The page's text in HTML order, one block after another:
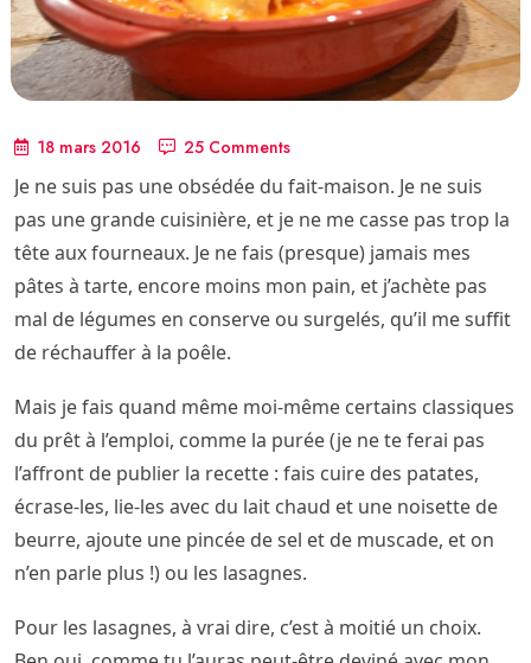
18 mars 2016 25 Comments
Je ne suis pas une obsédée du fait-maison. Je ne suis
pas une grande cuisinière, et je ne me casse pas trop la
tête aux fourneaux. Je ne fais (presque) jamais mes
pâtes à tarte, encore moins mon pain, et j’achète pas
mal de légumes en conserve ou surgelés, qu’il me suffit
de réchauffer à la poêle.
Mais je fais quand même moi-même certains classiques
du prêt à l’emploi, comme la purée (je ne te ferai pas
l’affront de publier la recette : fais cuire des patates,
écrase-les, lie-les avec du lait chaud et une noisette de
beurre, ajoute une pincée de sel et de muscade, et on
n’en parle plus !) ou les lasagnes.
Pour les lasagnes, à vrai dire, c’est à moitié un choix.